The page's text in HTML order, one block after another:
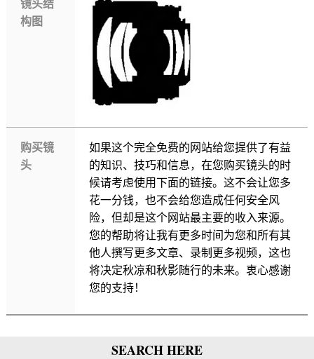
构图
购买镜
头
如果这个完全免费的网站给您提供了有益
的知识、技巧和信息，在您购买镜头的时
候请考虑使用下面的链接。这不会让您多
花一分钱，也不会给您造成任何安全风
险，但却是这个网站最主要的收入来源。
您的帮助将让我有更多时间为您和所有其
他人撰写更多文章、录制更多视频，这也
将决定秋凉和秋影随行的未来。衷心感谢
您的支持！
SEARCH HERE